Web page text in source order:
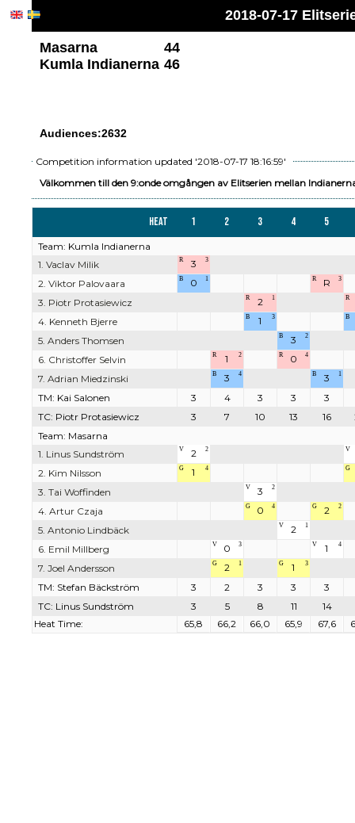
2018-07-17
Masarna
44
Kumla Indianerna 46
Audiences:2632
Competition information updated '2018-07-17 18:16:59'
Välkommen till den 9:onde omgången av Elitserien mellan
Heat 1 2 3 4 5
Team: Kumla Indianerna
1. Vaclav Milik
R 3 3
2. Viktor Palovaara B 0 1 R R 3
3. Piotr Protasiewicz R 2 1 R
4. Kenneth Bjerre B 1 3 B
5. Anders Thomsen B 3 2
6. Christoffer Selvin R 1 2 R 0 4
7. Adrian Miedzinski B 3 4 B 3 1
TM: Kai Salonen 3 4 3 3
3
TC: Piotr Protasiewicz
3 7 10 13 16
Team: Masarna
1. Linus Sundström
V 2 2 V
2. Kim Nilsson G 1 4 G
3. Tai Woffinden V 3 2
4. Artur Czaja G 0 4 G 2 2
5. Antonio Lindbäck V 2 1
6. Emil Millberg V 0 3 V 1 4
7. Joel Andersson G 2 1 G 1 3
TM: Stefan Bäckström 3 2 3 3
3
TC: Linus Sundström
3 5 8 11
14
Heat Time:
65,8 66,2 66,0 65,9 67,6